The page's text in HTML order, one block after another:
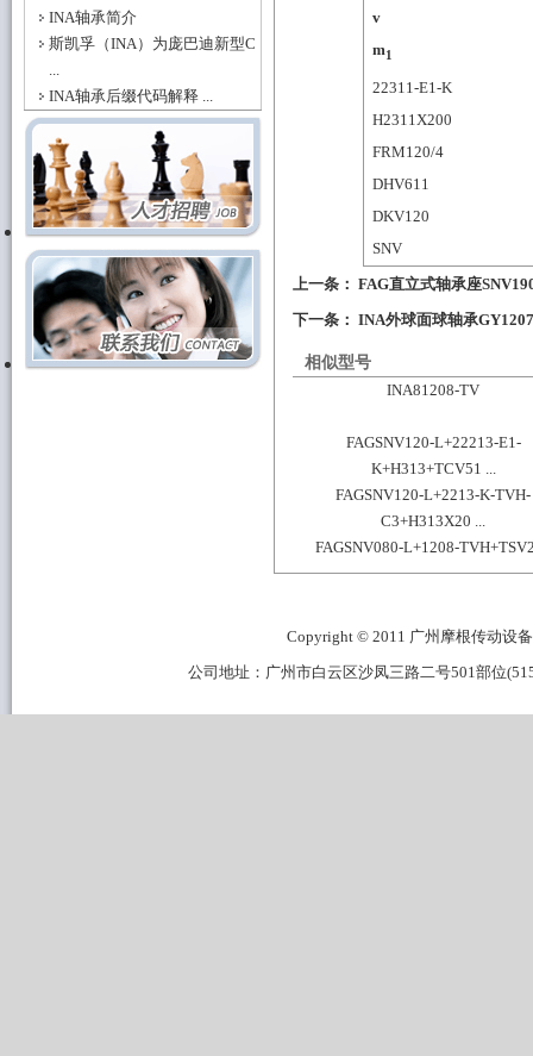
INA轴承简介
斯凯孚（INA）为庞巴迪新型C
...
INA轴承后缀代码解释 ...
v
m1
22311-E1-K
H2311X200
FRM120/4
DHV611
DKV120
SNV
上一条： FAG直立式轴承座
下一条： INA外球面球轴承
相似型号
INA81208-TV
FAGSNV120-L+22213-E1-
K+H313+TCV51 ...
FAGSNV120-L+2213-K-TVH-
C3+H313X20 ...
FAGSNV080-L+1208-
Copyright © 2011 广州摩根传动设
公司地址：广州市白云区沙凤三路二号501部位